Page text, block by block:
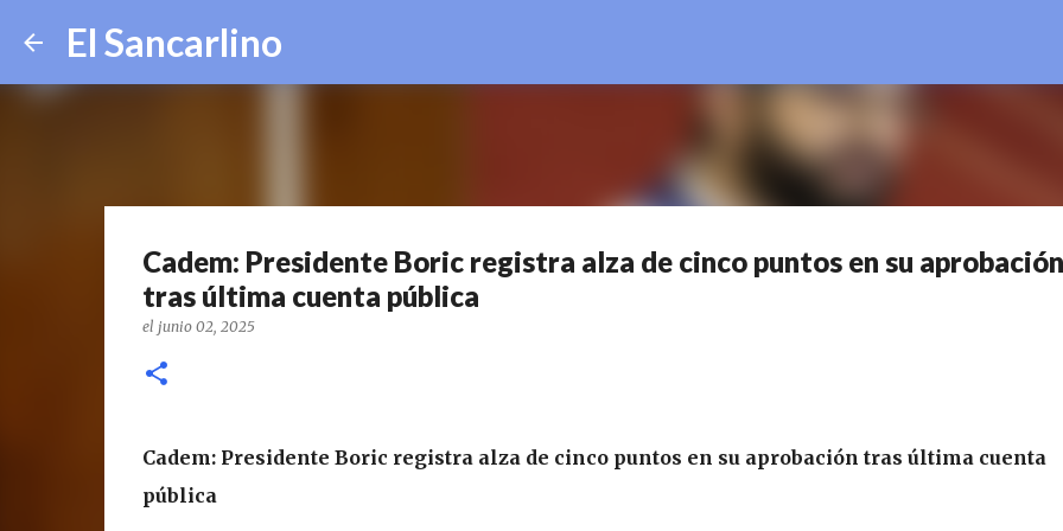
El Sancarlino
Cadem: Presidente Boric registra alza de cinco puntos en su aprobación
tras última cuenta pública
el junio 02, 2025
Cadem: Presidente Boric registra alza de cinco puntos en su aprobación tras última cuenta
pública